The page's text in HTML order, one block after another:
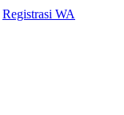
Registrasi WA